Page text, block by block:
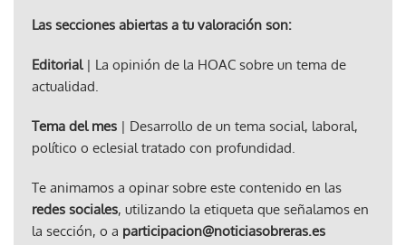
Las secciones abiertas a tu valoración son:
Editorial| La opinión de la HOAC sobre un tema de
actualidad.
Tema del mes | Desarrollo de un tema social, laboral,
político o eclesial tratado con profundidad.
Te animamos a opinar sobre este contenido en las
redes sociales, utilizando la etiqueta que señalamos en
la sección, o a participacion@noticiasobreras.es